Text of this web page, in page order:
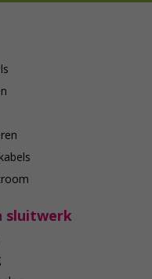
sluitwerk